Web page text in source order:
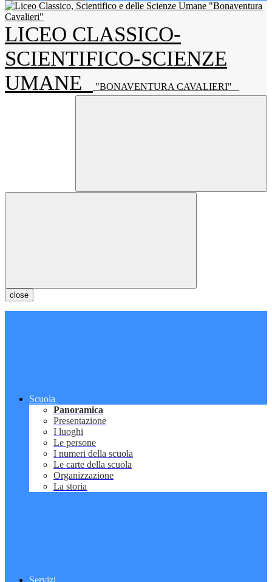
LICEO CLASSICO-
SCIENTIFICO-SCIENZE
UMANE
"BONAVENTURA CAVALIERI"
close
Scuola
Panoramica
Presentazione
I luoghi
Le persone
I numeri della scuola
Le carte della scuola
Organizzazione
La storia